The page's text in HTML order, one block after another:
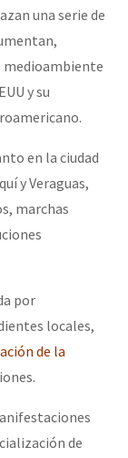
una serie de
medioambiente
y su
en la ciudad
y Veraguas,
marchas
por
locales,
de la
de